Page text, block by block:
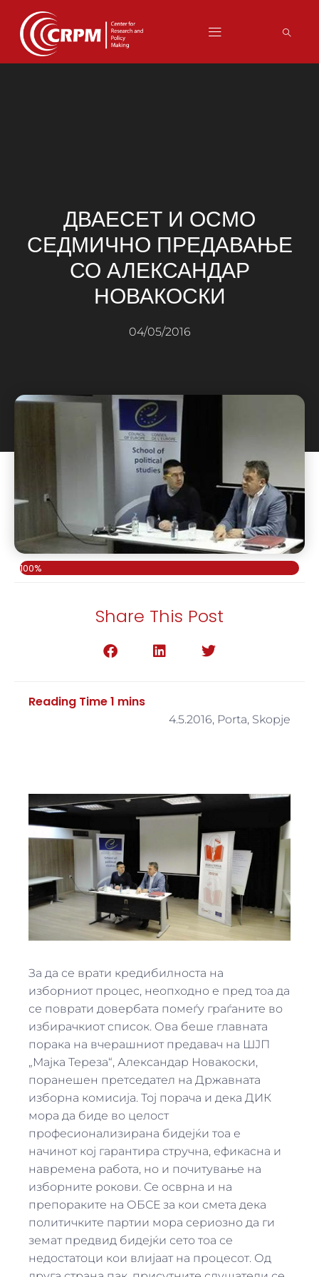
ДВАЕСЕТ И ОСМО
СЕДМИЧНО ПРЕДАВАЊЕ
СО АЛЕКСАНДАР
НОВАКОСКИ
04/05/2016
100%
Share This Post
4.5.2016, Porta, Skopje
За да се врати кредибилноста на
изборниот процес, неопходно е пред тоа да
се поврати довербата помеѓу граѓаните во
избирачкиот список. Ова беше главната
порака на вчерашниот предавач на ШЈП
„Мајка Тереза“, Александар Новакоски,
поранешен претседател на Државната
изборна комисија. Тој порача и дека ДИК
мора да биде во целост
професионализирана бидејќи тоа е
начинот кој гарантира стручна, ефикасна и
навремена работа, но и почитување на
изборните рокови. Се осврна и на
препораките на ОБСЕ за кои смета дека
политичките партии мора сериозно да ги
земат предвид бидејќи сето тоа се
недостатоци кои влијаат на процесот. Од